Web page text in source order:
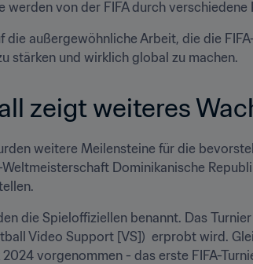
werden von der FIFA durch
die außergewöhnliche Arbeit, die die
stärken und wirklich global zu machen.
zeigt weiteres
weitere Meilensteine für die
Weltmeisterschaft Dominikanische
die Spieloffiziellen benannt. Das
Video Support [VS])  erprobt wird.
vorgenommen - das erste FIFA-